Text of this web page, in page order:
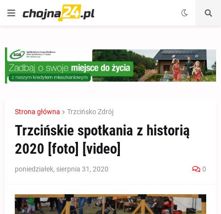
Strona główna Trzcińsko Zdrój
Trzcińskie spotkania z historią
2020 [foto] [video]
poniedziałek, sierpnia 31, 2020 0